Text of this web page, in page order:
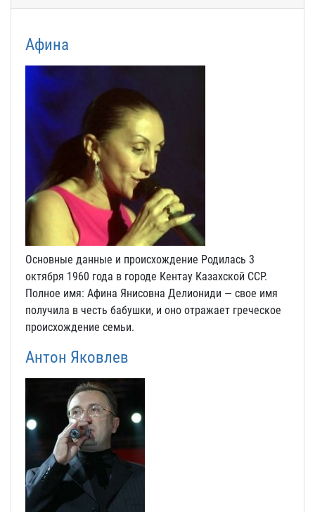
Афина
Основные данные и происхождение Родилась 3
октября 1960 года в городе Кентау Казахской ССР.
Полное имя: Афина Янисовна Делиониди — свое имя
получила в честь бабушки, и оно отражает греческое
происхождение семьи.
Антон Яковлев